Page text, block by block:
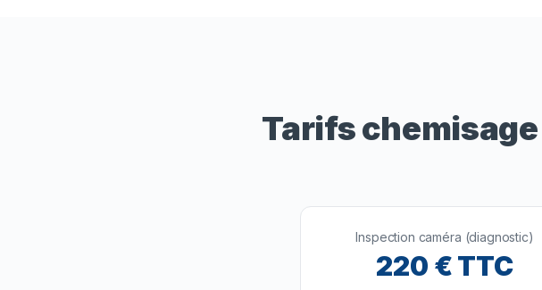
Tarifs
Inspection caméra (diagnostic)
220 € TTC